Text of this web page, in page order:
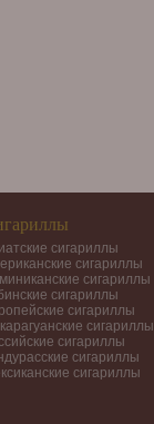
сигариллы
сигариллы
сигариллы
сигариллы
сигариллы
сигариллы
сигариллы
сигариллы
сигариллы